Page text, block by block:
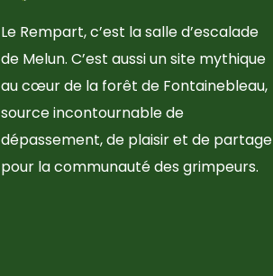
Le Rempart, c’est la salle d’escalade
de Melun. C’est aussi un site mythique
au cœur de la forêt de Fontainebleau,
source incontournable de
dépassement, de plaisir et de partage
pour la communauté des grimpeurs.